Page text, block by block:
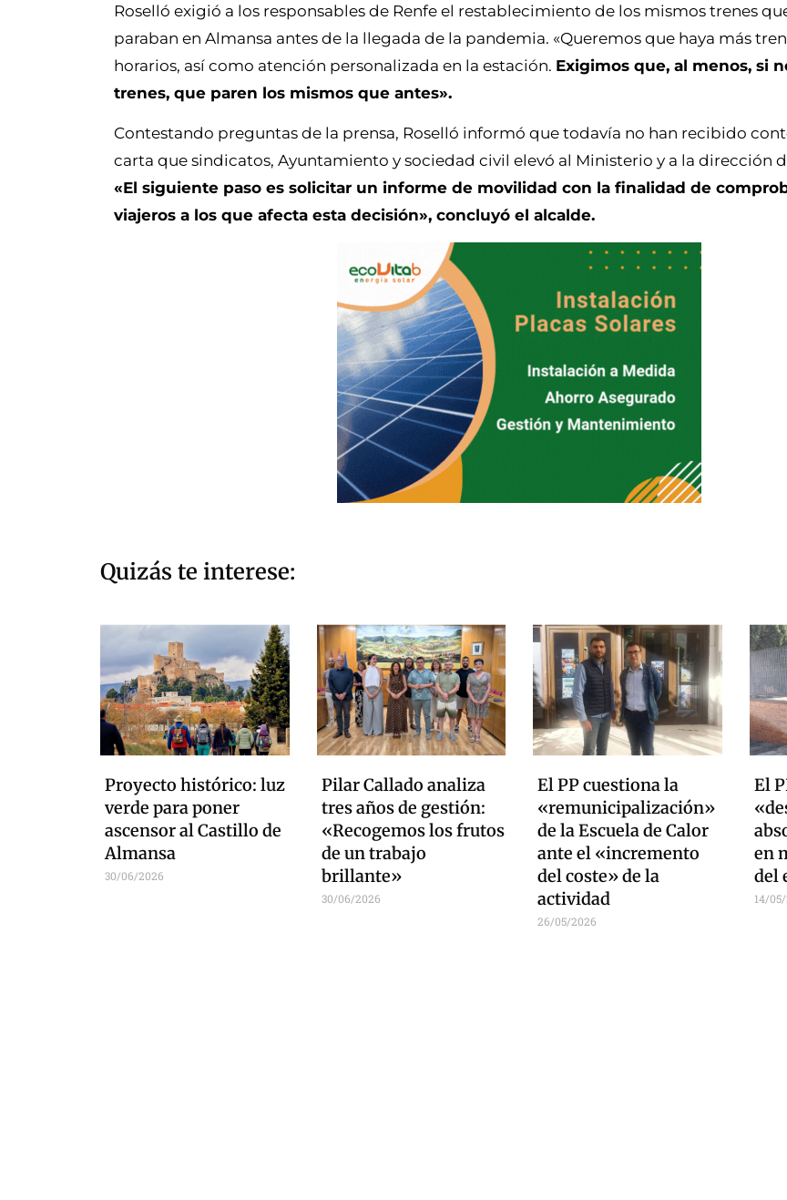
Roselló exigió a los responsables de Renfe el restablecimiento de los mismos trenes
paraban en Almansa antes de la llegada de la pandemia. «Queremos que haya más
horarios, así como atención personalizada en la estación. Exigimos que, al menos, si
trenes, que paren los mismos que antes».
Contestando preguntas de la prensa, Roselló informó que todavía no han recibido
carta que sindicatos, Ayuntamiento y sociedad civil elevó al Ministerio y a la dirección
«El siguiente paso es solicitar un informe de movilidad con la finalidad de
viajeros a los que afecta esta decisión», concluyó el alcalde.
Quizás te interese:
Proyecto histórico: luz
verde para poner
ascensor al Castillo de
Almansa
30/06/2026
Pilar Callado analiza
tres años de gestión:
«Recogemos los frutos
de un trabajo
brillante»
30/06/2026
El PP cuestiona la
«remunicipalización»
de la Escuela de Calor
ante el «incremento
del coste» de la
actividad
26/05/2026
El
en
del
14/